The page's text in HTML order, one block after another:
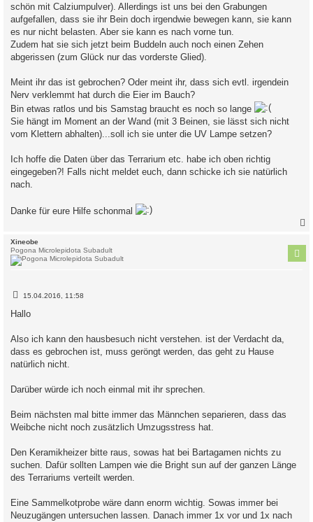
schön mit Calziumpulver). Allerdings ist uns bei den Grabungen
aufgefallen, dass sie ihr Bein doch irgendwie bewegen kann, sie kann
es nur nicht belasten. Aber sie kann es nach vorne tun.
Zudem hat sie sich jetzt beim Buddeln auch noch einen Zehen
abgerissen (zum Glück nur das vorderste Glied).
Meint ihr das ist gebrochen? Oder meint ihr, dass sich evtl. irgendein
Nerv verklemmt hat durch die Eier im Bauch?
Bin etwas ratlos und bis Samstag braucht es noch so lange
Sie hängt im Moment an der Wand (mit 3 Beinen, sie lässt sich nicht
vom Klettern abhalten)...soll ich sie unter die UV Lampe setzen?
Ich hoffe die Daten über das Terrarium etc. habe ich oben richtig
eingegeben?! Falls nicht meldet euch, dann schicke ich sie natürlich
nach.
Danke für eure Hilfe schonmal
Xineobe
Pogona Microlepidota Subadult
B
i
t
g
15.04.2016, 11:58
Hallo
Also ich kann den hausbesuch nicht verstehen. ist der Verdacht da,
dass es gebrochen ist, muss geröngt werden, das geht zu Hause
natürlich nicht.
Darüber würde ich noch einmal mit ihr sprechen.
Beim nächsten mal bitte immer das Männchen separieren, dass das
Weibche nicht noch zusätzlich Umzugsstress hat.
Den Keramikheizer bitte raus, sowas hat bei Bartagamen nichts zu
suchen. Dafür sollten Lampen wie die Bright sun auf der ganzen Länge
des Terrariums verteilt werden.
Eine Sammelkotprobe wäre dann enorm wichtig. Sowas immer bei
Neuzugängen untersuchen lassen. Danach immer 1x vor und 1x nach